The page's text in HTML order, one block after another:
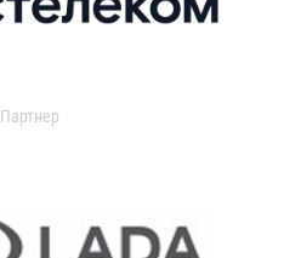
Партнер